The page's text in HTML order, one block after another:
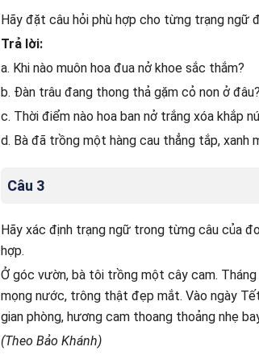
Hãy đặt câu hỏi phù hợp cho từng trạng ngữ
Trả lời:
a. Khi nào muôn hoa đua nở khoe sắc thắm?
b. Đàn trâu đang thong thả gặm cỏ non ở đâu?
c. Thời điểm nào hoa ban nở trắng xóa khắp
d. Bà đã trồng một hàng cau thẳng tắp, xanh
Câu 3
Hãy xác định trạng ngữ trong từng câu của
hợp.
Ở góc vườn, bà tôi trồng một cây cam.
mọng nước, trông thật đẹp mắt. Vào ngày
gian phòng, hương cam thoang thoảng nhẹ
(Theo Bảo Khánh)